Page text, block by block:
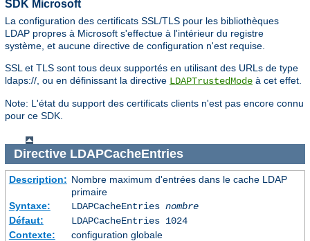
SDK Microsoft
La configuration des certificats SSL/TLS pour les bibliothèques
LDAP propres à Microsoft s'effectue à l'intérieur du registre
système, et aucune directive de configuration n'est requise.
SSL et TLS sont tous deux supportés en utilisant des URLs de type
ldaps://, ou en définissant la directive LDAPTrustedMode à cet effet.
Note: L'état du support des certificats clients n'est pas encore connu
pour ce SDK.
Directive LDAPCacheEntries
Description: Nombre maximum d'entrées dans le cache LDAP
primaire
Syntaxe:
LDAPCacheEntries nombre
Défaut:
LDAPCacheEntries 1024
Contexte:
configuration globale